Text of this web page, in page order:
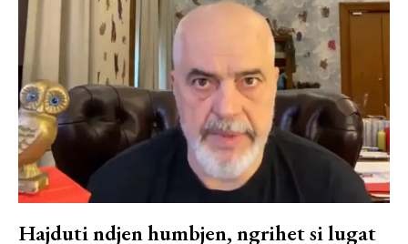
Hajduti ndjen humbjen, ngrihet si lugat